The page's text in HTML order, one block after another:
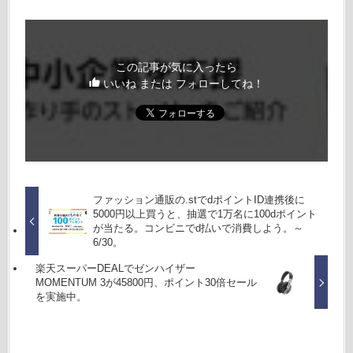
この記事が気に入ったら
いいね または フォローしてね！
ファッション通販の.stでdポイントID連携後に
5000円以上買うと、抽選で1万名に100dポイント
が当たる。コンビニでd払いで消費しよう。～
6/30。
楽天スーパーDEALでゼンハイザー
MOMENTUM 3が45800円、ポイント30倍セール
を実施中。